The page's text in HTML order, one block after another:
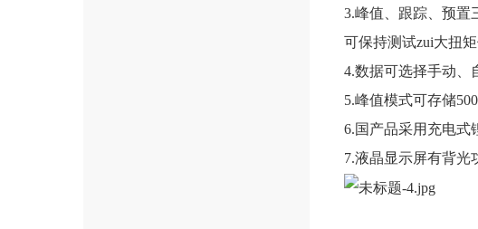
3.峰值、跟踪、预置
可保持测试zui大扭
4.数据可选择手动、
5.峰值模式可存储
6.国产品采用充电式
7.液晶显示屏有背光